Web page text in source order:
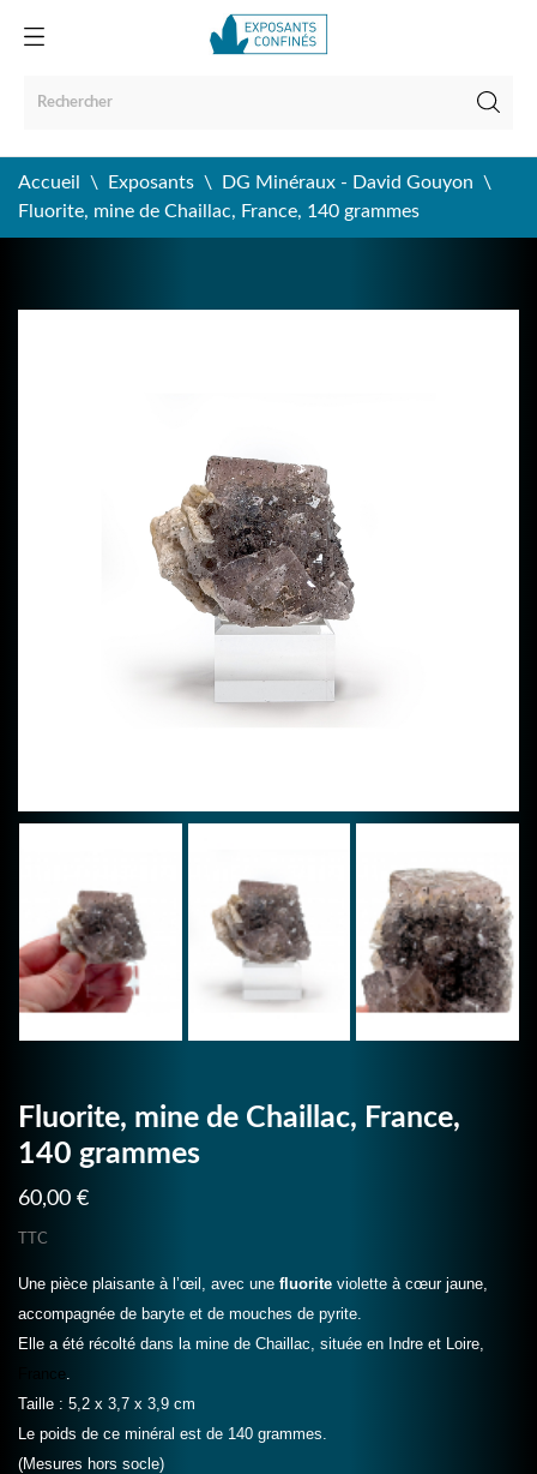
Accueil Exposants
DG Minéraux - David Gouyon
Fluorite, mine de Chaillac, France, 140 grammes
Fluorite, mine de Chaillac, France,
140 grammes
60,00 €
TTC
Une pièce plaisante à l’œil, avec une fluorite violette à cœur jaune,
accompagnée de baryte et de mouches de pyrite.
Elle a été récolté dans la mine de Chaillac, située en Indre et Loire,
France
Taille : 5,2 x 3,7 x 3,9 cm
Le poids de ce minéral est de 140 grammes.
(Mesures hors socle)